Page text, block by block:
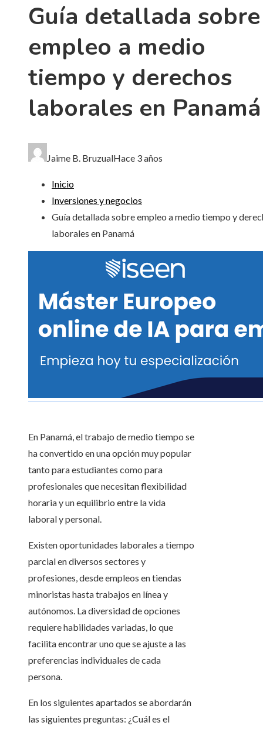
Guía detallada sobre
empleo a medio
tiempo y derechos
laborales en Panamá
Jaime B. BruzualHace 3 años
Inicio
Inversiones y negocios
Guía detallada sobre empleo a medio tiempo y
laborales en Panamá
En Panamá, el trabajo de medio tiempo se
ha convertido en una opción muy popular
tanto para estudiantes como para
profesionales que necesitan flexibilidad
horaria y un equilibrio entre la vida
laboral y personal.
Existen oportunidades laborales a tiempo
parcial en diversos sectores y
profesiones, desde empleos en tiendas
minoristas hasta trabajos en línea y
autónomos. La diversidad de opciones
requiere habilidades variadas, lo que
facilita encontrar uno que se ajuste a las
preferencias individuales de cada
persona.
En los siguientes apartados se abordarán
las siguientes preguntas: ¿Cuál es el